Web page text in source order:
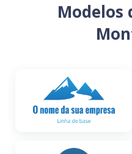
Modelos